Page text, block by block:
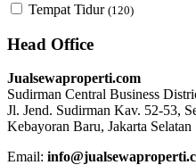
Tempat Tidur (120)
Head Office
Jualsewaproperti.com
Sudirman Central Business
Jl. Jend. Sudirman Kav. 52-53,
Kebayoran Baru, Jakarta Selatan
Email: